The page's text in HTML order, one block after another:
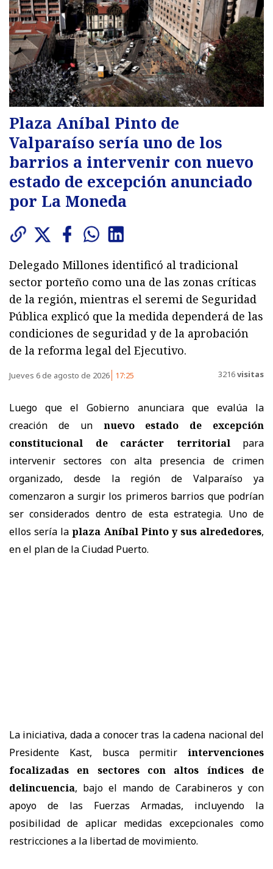
Plaza Aníbal Pinto de
Valparaíso sería uno de los
barrios a intervenir con nuevo
estado de excepción anunciado
por La Moneda
Delegado Millones identificó al tradicional
sector porteño como una de las zonas críticas
de la región, mientras el seremi de Seguridad
Pública explicó que la medida dependerá de las
condiciones de seguridad y de la aprobación
de la reforma legal del Ejecutivo.
Jueves 6 de agosto de 2026 17:25 3216visitas
Luego que el Gobierno anunciara que evalúa la
creación de un nuevo estado de excepción
constitucional de carácter territorialpara
intervenir sectores con alta presencia de crimen
organizado, desde la región de Valparaíso ya
comenzaron a surgir los primeros barrios que podrían
ser considerados dentro de esta estrategia. Uno de
ellos sería laplaza Aníbal Pinto y sus alrededores,
en el plan de la Ciudad Puerto.
La iniciativa, dada a conocer tras la cadena nacional del
Presidente Kast, busca permitir intervenciones
focalizadas en sectores con altos índices de
delincuencia, bajo el mando de Carabineros y con
apoyo de las Fuerzas Armadas, incluyendo la
posibilidad de aplicar medidas excepcionales como
restricciones a la libertad de movimiento.